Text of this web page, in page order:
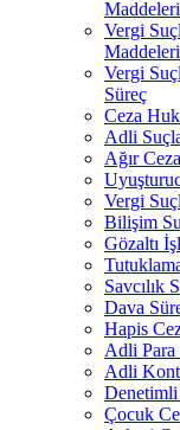
Maddeleri
Vergi
Maddeleri
Vergi
Süreç
Ceza
Adli
Ağır
Vergi
Bilişim
Gözaltı
Savcılık
Dava
Hapis
Adli Para
Adli
Çocuk